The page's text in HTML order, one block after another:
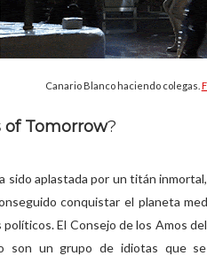
Canario Blanco haciendo colegas.
of Tomorrow?
sido aplastada por un titán
conquistar el planeta
políticos. El Consejo de los Amos
son un grupo de idiotas que